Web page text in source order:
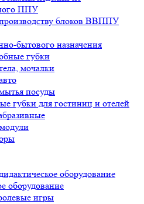
ППУ
блоков ВВППУ
бытового назначения
губки
мочалки
посуды
губки для гостиниц и отелей
оборудование
оборудование
игры